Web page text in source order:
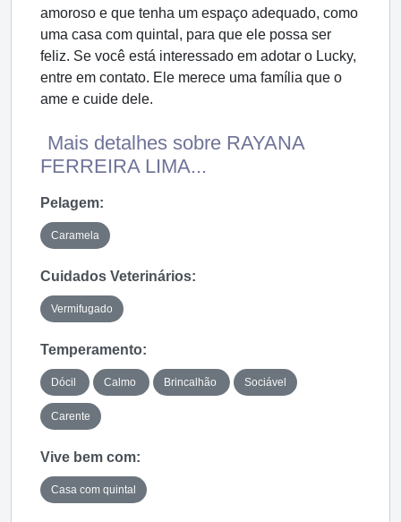
amoroso e que tenha um espaço adequado, como
uma casa com quintal, para que ele possa ser
feliz. Se você está interessado em adotar o Lucky,
entre em contato. Ele merece uma família que o
ame e cuide dele.
Mais detalhes sobre RAYANA
FERREIRA LIMA...
Pelagem:
Caramela
Cuidados Veterinários:
Vermifugado
Temperamento:
Dócil Calmo Brincalhão Sociável
Carente
Vive bem com:
Casa com quintal